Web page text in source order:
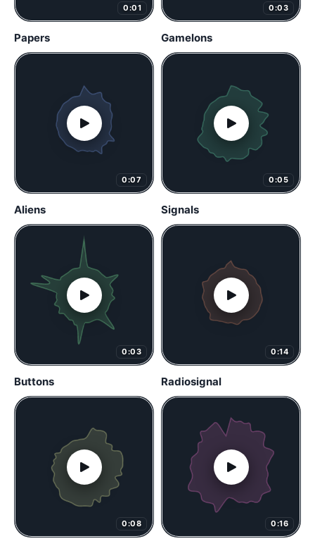
0:01
Papers
0:03
Gamelons
0:07
Aliens
0:05
Signals
0:03
Buttons
0:14
Radiosignal
0:08 0:16